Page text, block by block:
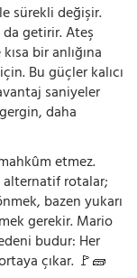
sürekli değişir.
getirir. Ateş
bir anlığına
Bu güçler kalıcı
saniyeler
daha
etmez.
rotalar;
bazen yukarı
gerekir. Mario
budur: Her
çıkar. 🚩🧱